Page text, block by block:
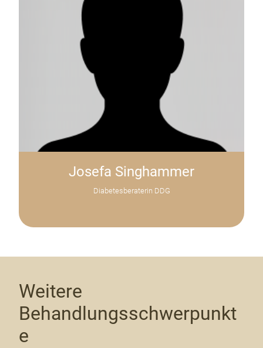
Josefa Singhammer
Diabetesberaterin DDG
Weitere
Behandlungsschwerpunkt
e